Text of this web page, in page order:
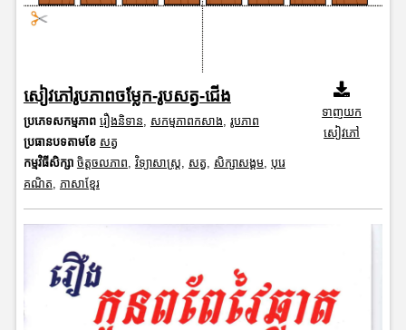
សៀវភៅរូបភាពចម្លែក-រូបសត្វ-ជើង
ប្រភេទសកម្មភាព រឿងនិទាន សកម្មភាពកសាង រូបភាព
ប្រធានបទតាមខែ សត្វ
កម្មវិធីសិក្សា ចិត្តចលភាព វិទ្យាសាស្រ្ត សត្វ សិក្សាសង្គម, បុរេ
គណិត ភាសាខ្មែរ
ទាញយក
សៀវភៅ